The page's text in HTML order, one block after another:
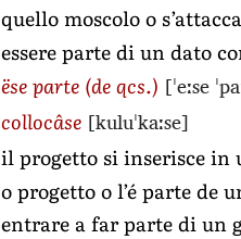
quello moscolo o
essere parte di un dato
ëse parte (de qcs.) [ˈeːse
collocâse [kuluˈkaːse]
il progetto si inserisce in
o progetto o l’é parte de
entrare a far parte di un